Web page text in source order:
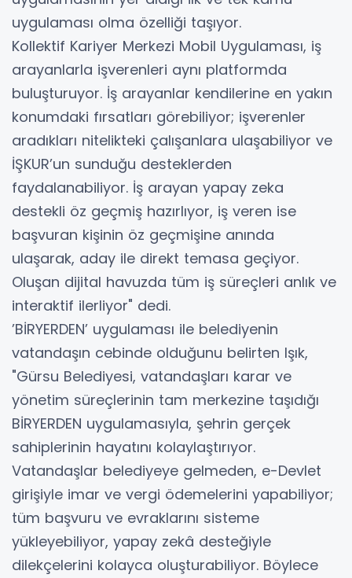
uygulaması olma özelliği taşıyor.
Kollektif Kariyer Merkezi Mobil Uygulaması, iş
arayanlarla işverenleri aynı platformda
buluşturuyor. İş arayanlar kendilerine en yakın
konumdaki fırsatları görebiliyor; işverenler
aradıkları nitelikteki çalışanlara ulaşabiliyor ve
İŞKUR’un sunduğu desteklerden
faydalanabiliyor. İş arayan yapay zeka
destekli öz geçmiş hazırlıyor, iş veren ise
başvuran kişinin öz geçmişine anında
ulaşarak, aday ile direkt temasa geçiyor.
Oluşan dijital havuzda tüm iş süreçleri anlık ve
interaktif ilerliyor" dedi.
’BİRYERDEN’ uygulaması ile belediyenin
vatandaşın cebinde olduğunu belirten Işık,
"Gürsu Belediyesi, vatandaşları karar ve
yönetim süreçlerinin tam merkezine taşıdığı
BİRYERDEN uygulamasıyla, şehrin gerçek
sahiplerinin hayatını kolaylaştırıyor.
Vatandaşlar belediyeye gelmeden, e-Devlet
girişiyle imar ve vergi ödemelerini yapabiliyor;
tüm başvuru ve evraklarını sisteme
yükleyebiliyor, yapay zekâ desteğiyle
dilekçelerini kolayca oluşturabiliyor. Böylece